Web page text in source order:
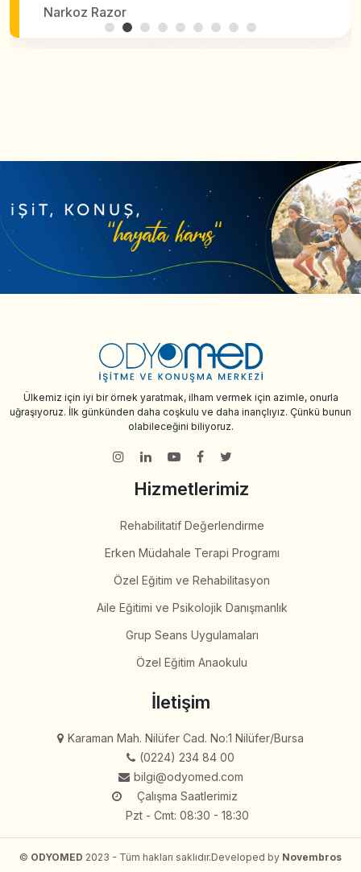
Narkoz Razor
Ülkemiz için iyi bir örnek yaratmak, ilham vermek için azimle, onurla
uğraşıyoruz. İlk günkünden daha coşkulu ve daha inançlıyız. Çünkü bunun
olabileceğini biliyoruz.
Hizmetlerimiz
İletişim
(0224) 234 84 00
bilgi@odyomed.com
Çalışma Saatlerimiz
Pzt - Cmt: 08:30 - 18:30